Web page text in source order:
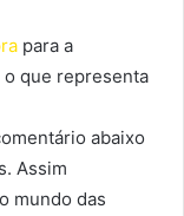
para a
o que representa
abaixo
Assim
mundo das